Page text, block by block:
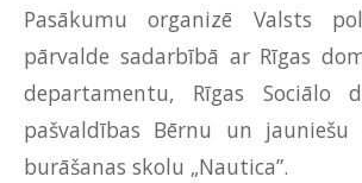
Pasākumu organizē Valsts
pārvalde sadarbībā ar Rīgas
departamentu, Rīgas Sociālo
pašvaldības Bērnu un
burāšanas skolu „Nautica”.